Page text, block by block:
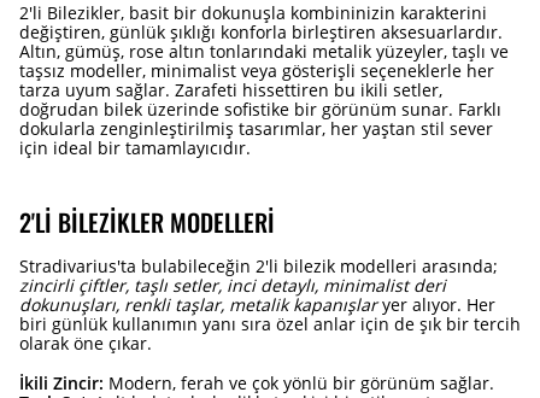
2'li Bilezikler, basit bir dokunuşla kombininizin karakterini
değiştiren, günlük şıklığı konforla birleştiren aksesuarlardır.
Altın, gümüş, rose altın tonlarındaki metalik yüzeyler, taşlı ve
taşsız modeller, minimalist veya gösterişli seçeneklerle her
tarza uyum sağlar. Zarafeti hissettiren bu ikili setler,
doğrudan bilek üzerinde sofistike bir görünüm sunar. Farklı
dokularla zenginleştirilmiş tasarımlar, her yaştan stil sever
için ideal bir tamamlayıcıdır.
2'LI BILEZIKLER MODELLERI
Stradivarius'ta bulabileceğin 2'li bilezik modelleri arasında;
zincirli çiftler, taşlı setler, inci detaylı, minimalist deri
dokunuşları, renkli taşlar, metalik kapanışlaryer alıyor. Her
biri günlük kullanımın yanı sıra özel anlar için de şık bir tercih
olarak öne çıkar.
İkili Zincir: Modern, ferah ve çok yönlü bir görünüm sağlar.